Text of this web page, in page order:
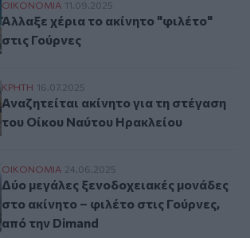
Άλλαξε χέρια το ακίνητο "φιλέτο" στις
ΟΙΚΟΝΟΜΙΑ 11.09.2025
Άλλαξε χέρια το ακίνητο "φιλέτο"
στις Γούρνες
Αναζητείται ακίνητο για τη στέγαση
ΚΡΗΤΗ 16.07.2025
Αναζητείται ακίνητο για τη στέγαση
του Οίκου Ναύτου Ηρακλείου
Δύο μεγάλες ξενοδοχειακές μονάδες στο
ΟΙΚΟΝΟΜΙΑ 24.06.2025
Δύο μεγάλες ξενοδοχειακές μονάδες
στο ακίνητο – φιλέτο στις Γούρνες,
από την Dimand